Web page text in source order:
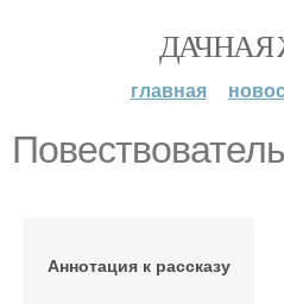
ДАЧНАЯ
главная
Аннотация к рассказу